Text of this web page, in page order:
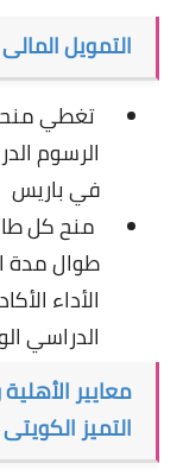
التمويل
الرسوم
في باريس
طوال مدة
الدراسي
معايير
التميز